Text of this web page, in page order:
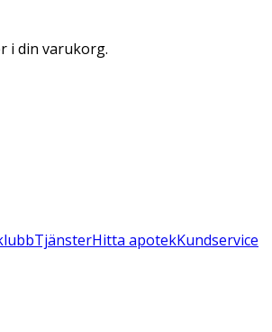
i din varukorg.
TjänsterHitta apotekKundservice